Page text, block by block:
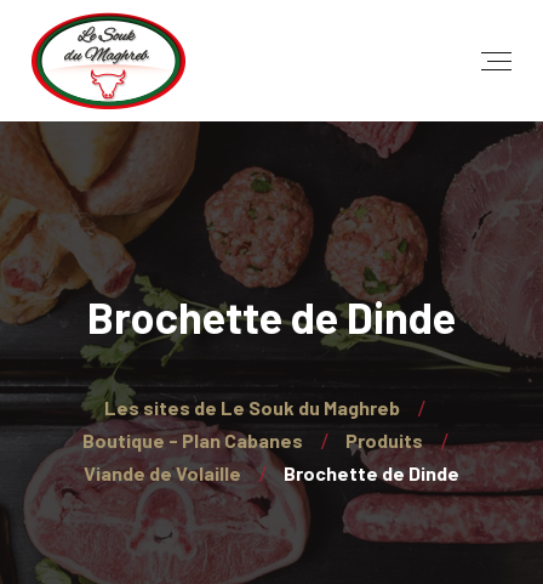
Brochette de Dinde
Les sites de Le Souk du Maghreb
Boutique - Plan Cabanes
Produits
Viande de Volaille
Brochette de Dinde